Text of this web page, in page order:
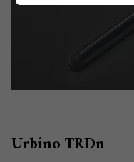
Urbino TRDn